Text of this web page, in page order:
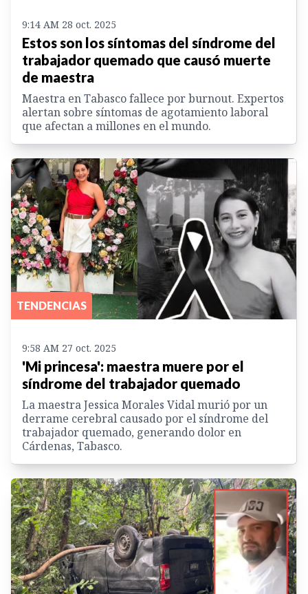
9:14 AM 28 oct. 2025
Estos son los síntomas del síndrome del
trabajador quemado que causó muerte
de maestra
Maestra en Tabasco fallece por burnout. Expertos
alertan sobre síntomas de agotamiento laboral
que afectan a millones en el mundo.
TENDENCIAS
9:58 AM 27 oct. 2025
'Mi princesa': maestra muere por el
síndrome del trabajador quemado
La maestra Jessica Morales Vidal murió por un
derrame cerebral causado por el síndrome del
trabajador quemado, generando dolor en
Cárdenas, Tabasco.